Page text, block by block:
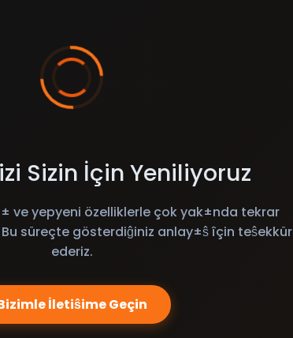
Sizin İçin Yeniliyoruz
ve yepyeni özelliklerle çok yak±nda tekrar
süreçte gösterdiĝiniz anlay±ŝ îçin teŝekkür
ederiz.
İletiŝime Geçin